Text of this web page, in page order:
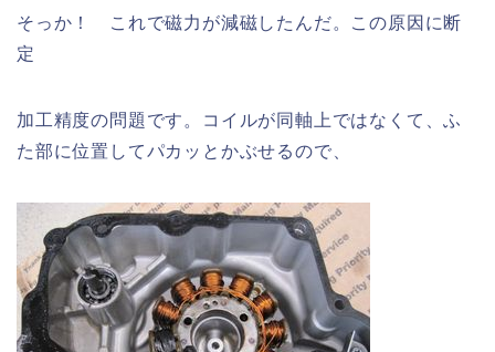
そっか！ これで磁力が減磁したんだ。この原因に断
定
加工精度の問題です。コイルが同軸上ではなくて、ふ
た部に位置してパカッとかぶせるので、